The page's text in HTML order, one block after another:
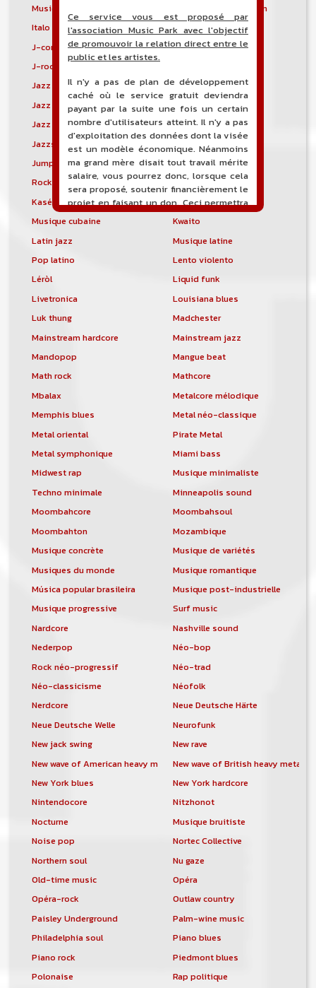
Musique irlandaise
Rock progressif italien
Italo Disco
Italo house
J-core
J-pop
J-rock
Jazz blues
Jazz modal
Jazz Nouvelle-Orléans
Jazz punk
Jazz vocal
Jazz-funk
Jazzstep
Jersey club
Jump blues
Jump-up
Rock canadien
Kansas City blues
Kasékò
Kizomba
Musique cubaine
Kwaito
Latin jazz
Musique latine
Pop latino
Lento violento
Léròl
Liquid funk
Livetronica
Louisiana blues
Luk thung
Madchester
Mainstream hardcore
Mainstream jazz
Mandopop
Mangue beat
Math rock
Mathcore
Mbalax
Metalcore mélodique
Memphis blues
Metal néo-classique
Metal oriental
Pirate Metal
Metal symphonique
Miami bass
Midwest rap
Musique minimaliste
Techno minimale
Minneapolis sound
Moombahcore
Moombahsoul
Moombahton
Mozambique
Musique concrète
Musique de variétés
Musiques du monde
Musique romantique
Música popular brasileira
Musique post-industrielle
Musique progressive
Surf music
Nardcore
Nashville sound
Nederpop
Néo-bop
Rock néo-progressif
Néo-trad
Néo-classicisme
Néofolk
Nerdcore
Neue Deutsche Härte
Neue Deutsche Welle
Neurofunk
New jack swing
New rave
New wave of American heavy metalNew wave of British heavy metal
New York blues
New York hardcore
Nintendocore
Nitzhonot
Nocturne
Musique bruitiste
Noise pop
Nortec Collective
Northern soul
Nu gaze
Old-time music
Opéra
Opéra-rock
Outlaw country
Paisley Underground
Palm-wine music
Philadelphia soul
Piano blues
Piano rock
Piedmont blues
Polonaise
Rap politique
Ce service vous est proposé par
l'association Music Park avec l'objectif
de promouvoir la relation direct entre le
public et les artistes.
Il n'y a pas de plan de développement
caché où le service gratuit deviendra
payant par la suite une fois un certain
nombre d'utilisateurs atteint. Il n'y a pas
d'exploitation des données dont la visée
est un modèle économique. Néanmoins
ma grand mère disait tout travail mérite
salaire, vous pourrez donc, lorsque cela
sera proposé, soutenir financièrement le
projet en faisant un don. Ceci permettra
de financer l'hébergement, le nom de
de développement du site, et peut-être
une campagne de communication. Il va
comptabilité sera totalement publique
visible directement sur le site.
Un nouveau service de petites annonces
pour musicien vous est proposé sur le
site. Ce service permet, lorsque vous
êtes musiciens ou un groupe, un
orchestre, DJ, etc... de chercher un/des